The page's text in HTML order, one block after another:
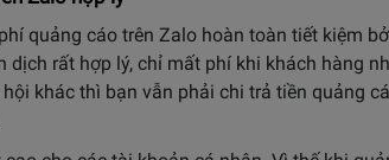
quảng cáo trên Zalo hoàn toàn tiết kiệm
dịch rất hợp lý, chỉ mất phí khi khách hàng
khác thì bạn vẫn phải chi trả tiền quảng